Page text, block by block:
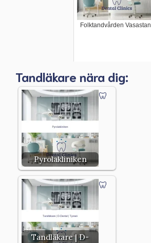
Folktandvården Vasastan
Tandläkare nära dig:
Pyrolakliniken
Tandläkare | D-